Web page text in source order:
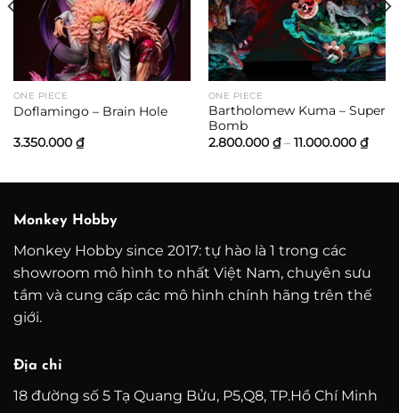
ONE PIECE
Doflamingo – Brain Hole
3.350.000 ₫
ONE PIECE
Bartholomew Kuma – Super
Bomb
2.800.000 ₫ – 11.000.000 ₫
giá:
₫
Monkey Hobby
Monkey Hobby since 2017: tự hào là 1 trong các
showroom mô hình to nhất Việt Nam, chuyên sưu
tầm và cung cấp các mô hình chính hãng trên thế
giới.
Địa chỉ
18 đường số 5 Tạ Quang Bửu, P5,Q8, TP.Hồ Chí Minh